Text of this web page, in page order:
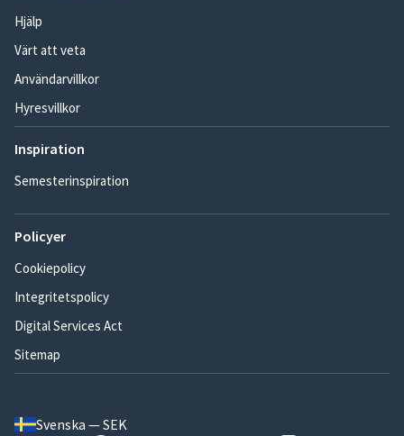
Hjälp
Värt att veta
Användarvillkor
Hyresvillkor
Inspiration
Semesterinspiration
Policyer
Cookiepolicy
Integritetspolicy
Digital Services Act
Sitemap
Svenska — SEK